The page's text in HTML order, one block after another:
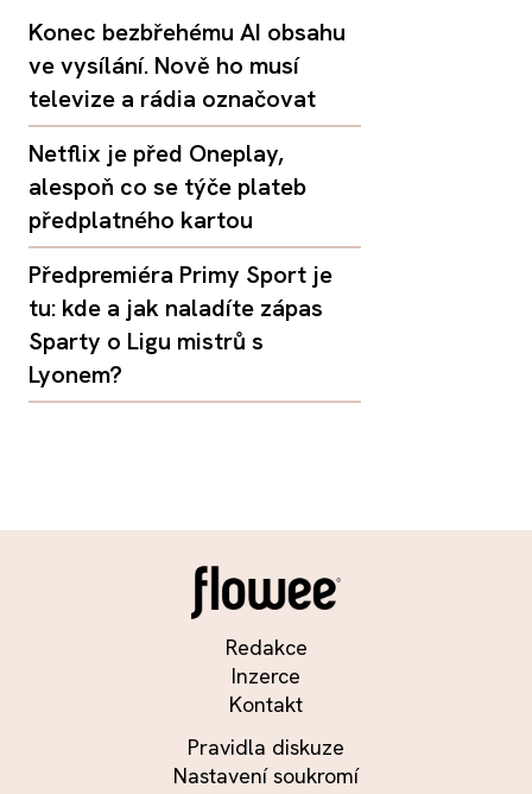
Konec bezbřehému AI obsahu
ve vysílání. Nově ho musí
televize a rádia označovat
Netflix je před Oneplay,
alespoň co se týče plateb
předplatného kartou
Předpremiéra Primy Sport je
tu: kde a jak naladíte zápas
Sparty o Ligu mistrů s
Lyonem?
Redakce
Inzerce
Kontakt
Pravidla diskuze
Nastavení soukromí